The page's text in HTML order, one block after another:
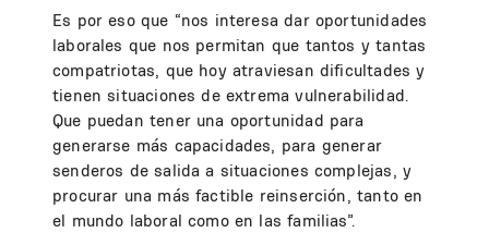
Es por eso que “nos interesa dar oportunidades
laborales que nos permitan que tantos y tantas
compatriotas, que hoy atraviesan dificultades y
tienen situaciones de extrema vulnerabilidad.
Que puedan tener una oportunidad para
generarse más capacidades, para generar
senderos de salida a situaciones complejas, y
procurar una más factible reinserción, tanto en
el mundo laboral como en las familias”.